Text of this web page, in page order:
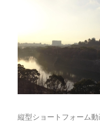
縦型ショートフォーム